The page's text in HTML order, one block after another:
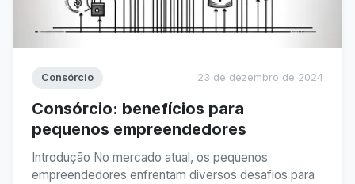
Consórcio 23 de dezembro de 2024
Consórcio: benefícios para
pequenos empreendedores
Introdução No mercado atual, os pequenos
empreendedores enfrentam diversos desafios para